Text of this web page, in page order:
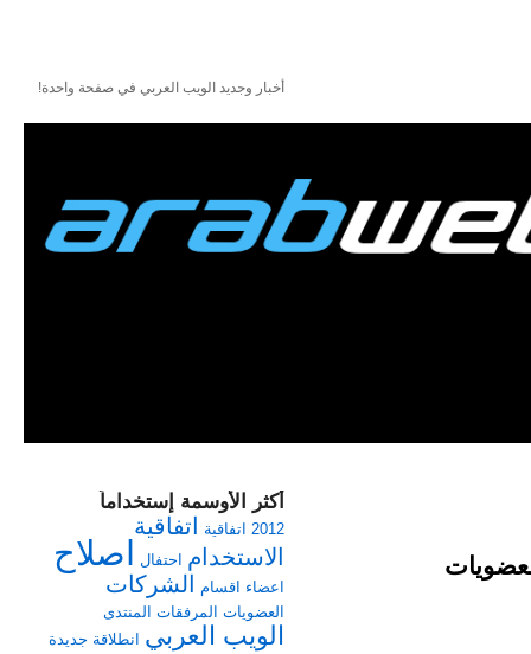
أخبار وجديد الويب العربي في صفحة واحدة!
أكثر الأوسمة إستخداماً
2012 اتفاقية
اتفاقية
الاستخدام احتفال اصلاح
اعضاء اقسام الشركات
العضويات المرفقات المنتدى
الويب العربي انطلاقة جديدة